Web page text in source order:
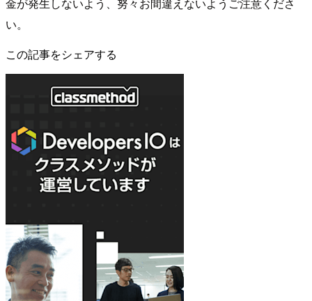
い。
この記事をシェアする